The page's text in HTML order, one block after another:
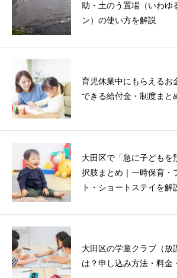
助・土のう置場（いわゆ
ン）の使い方を解説
育児休業中にもらえるお
できる給付金・制度まと
大田区で「急に子どもを
択肢まとめ｜一時保育・
ト・ショートステイを解
大田区の学童クラブ（放
は？申し込み方法・料金